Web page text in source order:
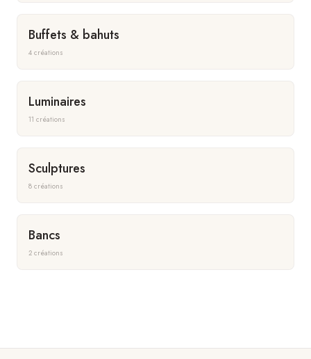
Buffets & bahuts
4 créations
Luminaires
11 créations
Sculptures
8 créations
Bancs
2 créations